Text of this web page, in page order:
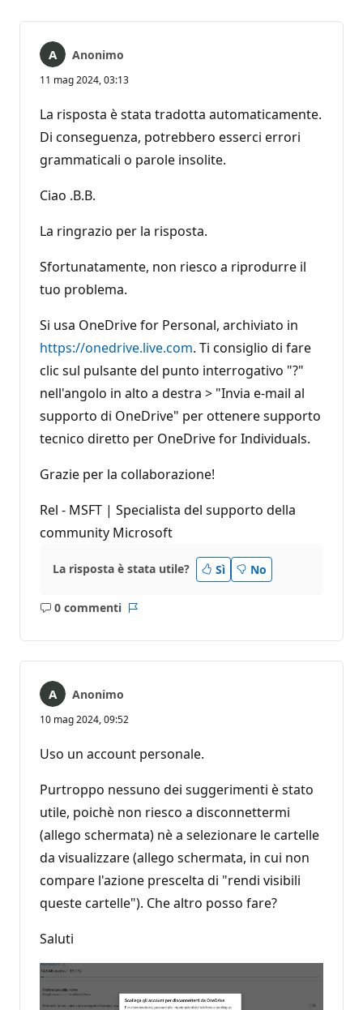
Anonimo
11 mag 2024, 03:13
La risposta è stata tradotta automaticamente.
Di conseguenza, potrebbero esserci errori
grammaticali o parole insolite.
Ciao .B.B.
La ringrazio per la risposta.
Sfortunatamente, non riesco a riprodurre il
tuo problema.
Si usa OneDrive for Personal, archiviato in
https://onedrive.live.com. Ti consiglio di fare
clic sul pulsante del punto interrogativo "?"
nell'angolo in alto a destra > "Invia e-mail al
supporto di OneDrive" per ottenere supporto
tecnico diretto per OneDrive for Individuals.
Grazie per la collaborazione!
Rel - MSFT | Specialista del supporto della
community Microsoft
La risposta è stata utile? Sì No
0 commenti
Nessun
Anonimo
10 mag 2024, 09:52
Uso un account personale.
Purtroppo nessuno dei suggerimenti è stato
utile, poichè non riesco a disconnettermi
(allego schermata) nè a selezionare le cartelle
da visualizzare (allego schermata, in cui non
compare l'azione prescelta di "rendi visibili
queste cartelle"). Che altro posso fare?
Saluti